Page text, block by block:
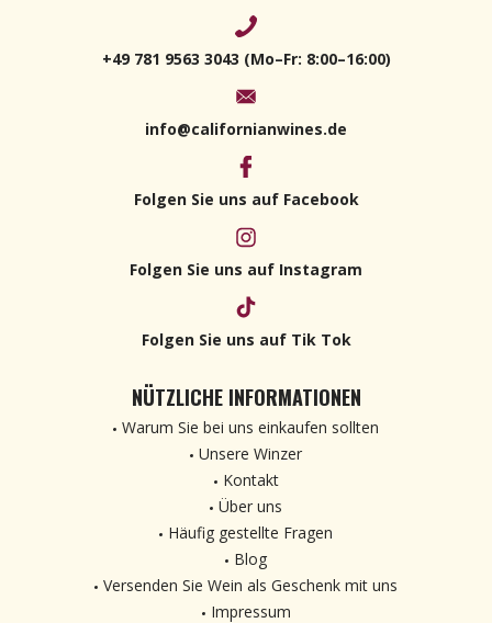
+49 781 9563 3043 (Mo–Fr: 8:00–16:00)
info@californianwines.de
Folgen Sie uns auf Facebook
Folgen Sie uns auf Instagram
Folgen Sie uns auf Tik Tok
NÜTZLICHE INFORMATIONEN
Warum Sie bei uns einkaufen sollten
Unsere Winzer
Kontakt
Über uns
Häufig gestellte Fragen
Blog
Versenden Sie Wein als Geschenk mit uns
Impressum